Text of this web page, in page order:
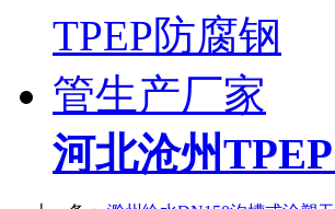
河北沧州